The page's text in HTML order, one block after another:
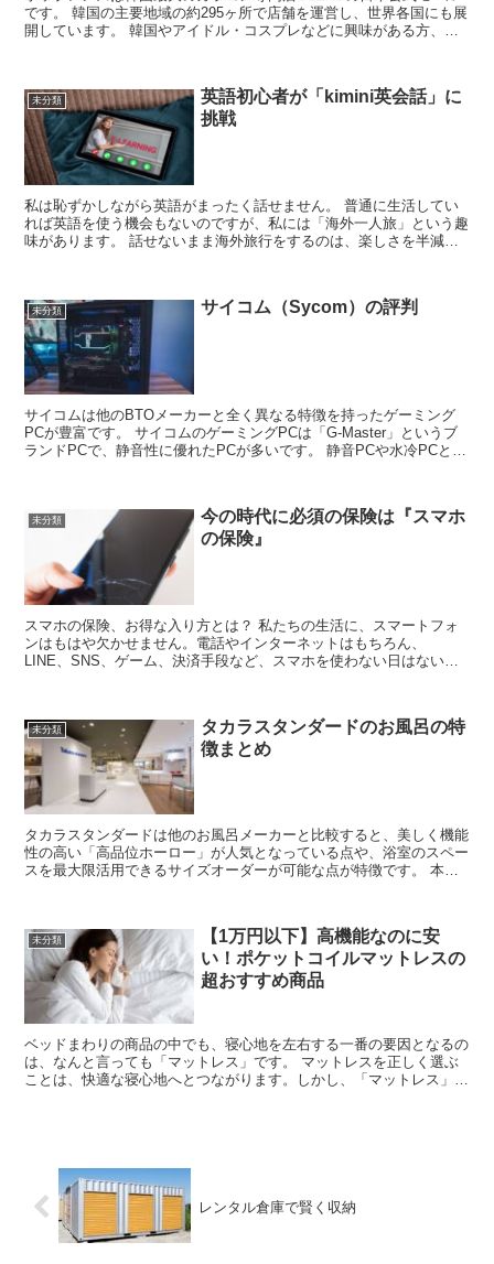
です。 韓国の主要地域の約295ヶ所で店舗を運営し、世界各国にも展
開しています。 韓国やアイドル・コスプレなどに興味がある方、ま
未分類
英語初心者が「kimini英会話」に
挑戦
私は恥ずかしながら英語がまったく話せません。 普通に生活してい
れば英語を使う機会もないのですが、私には「海外一人旅」という趣
味があります。 話せないまま海外旅行をするのは、楽しさを半減さ
未分類 サイコム（Sycom）の評判
サイコムは他のBTOメーカーと全く異なる特徴を持ったゲーミング
PCが豊富です。 サイコムのゲーミングPCは「G-Master」というブ
ランドPCで、静音性に優れたPCが多いです。 静音PCや水冷PCとい
未分類
今の時代に必須の保険は『スマホ
の保険』
スマホの保険、お得な入り方とは？ 私たちの生活に、スマートフォ
ンはもはや欠かせません。電話やインターネットはもちろん、
LINE、SNS、ゲーム、決済手段など、スマホを使わない日はない、
未分類
タカラスタンダードのお風呂の特
徴まとめ
タカラスタンダードは他のお風呂メーカーと比較すると、美しく機能
性の高い「高品位ホーロー」が人気となっている点や、浴室のスペー
スを最大限活用できるサイズオーダーが可能な点が特徴です。 本記
未分類
【1万円以下】高機能なのに安
い！ポケットコイルマットレスの
超おすすめ商品
ベッドまわりの商品の中でも、寝心地を左右する一番の要因となるの
は、なんと言っても「マットレス」です。 マットレスを正しく選ぶ
ことは、快適な寝心地へとつながります。しかし、「マットレス」は
レンタル倉庫で賢く収納